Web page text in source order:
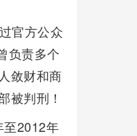
官方公众
负责多个
敛财和商
被判刑！
至2012年